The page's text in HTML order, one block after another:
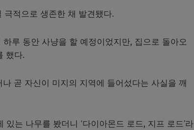
적으로 생존한 채 발견됐다.
루 동안 사냥을 할 예정이었지만, 집으로 돌아오
했다.
곧 자신이 미지의 지역에 들어섰다는 사실을 깨
는 나무를 봤더니 ‘다이아몬드 로드, 지프 로드’라